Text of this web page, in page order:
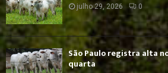
julho 29, 2026 0
São Paulo registra alta
quarta